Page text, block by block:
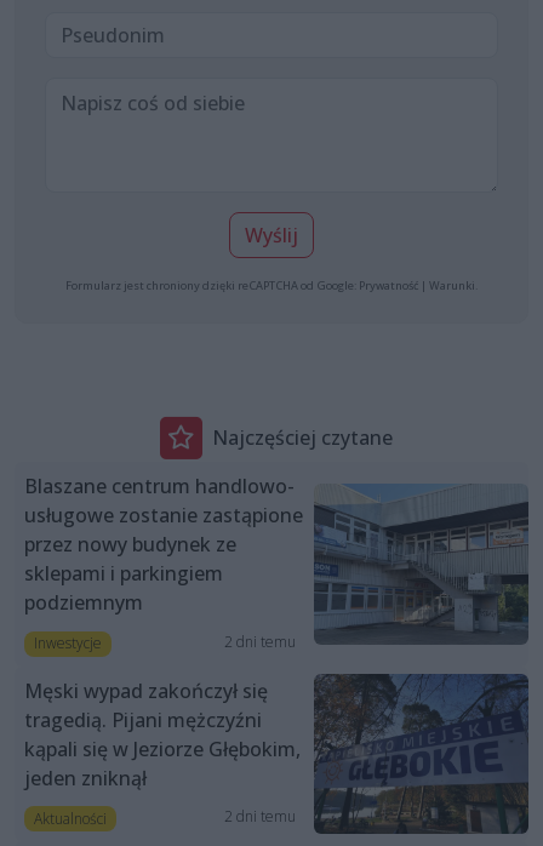
Wyślij
Formularz jest chroniony dzięki reCAPTCHA od Google: Prywatność | Warunki
Najczęściej czytane
Blaszane centrum handlowo-
usługowe zostanie zastąpione
przez nowy budynek ze
sklepami i parkingiem
podziemnym
Inwestycje 2 dni temu
Męski wypad zakończył się
tragedią. Pijani mężczyźni
kąpali się w Jeziorze Głębokim,
jeden zniknął
Aktualności 2 dni temu